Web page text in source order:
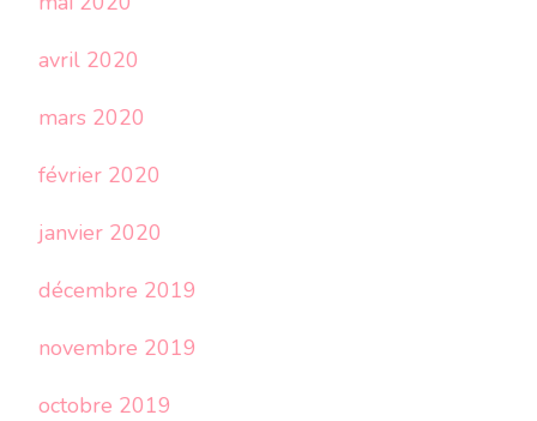
avril 2020
mars 2020
février 2020
janvier 2020
décembre 2019
novembre 2019
octobre 2019